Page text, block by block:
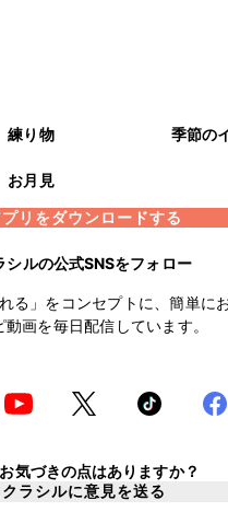
練り物 季節の
お月見
リをダウンロードする
シルの公式SNSをフォロー
る」をコンセプトに、簡単に
動画を毎日配信しています。
気づきの点はありますか？
クラシルに意見を送る